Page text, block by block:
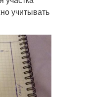
учитывать